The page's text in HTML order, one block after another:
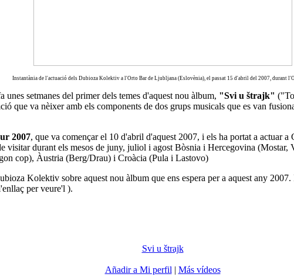
Instantània de l'actuació dels Dubioza Kolektiv a l'Orto Bar de Ljubljana (Eslovènia), el passat 15 d'abril del 2007, durant
unes setmanes del primer dels temes d'aquest nou àlbum, "Svi u štrajk"
que va nèixer amb els components de dos grups musicals que es van
2007, que va començar el 10 d'abril d'aquest 2007, i els ha portat a actuar
visitar durant els mesos de juny, juliol i agost Bòsnia i Hercegovina
cop), Àustria (Berg/Drau) i Croàcia (Pula i Lastovo)
Kolektiv sobre aquest nou àlbum que ens espera per a aquest any
per veure'l ).
Svi u štrajk
Añadir a Mi perfil | Más vídeos